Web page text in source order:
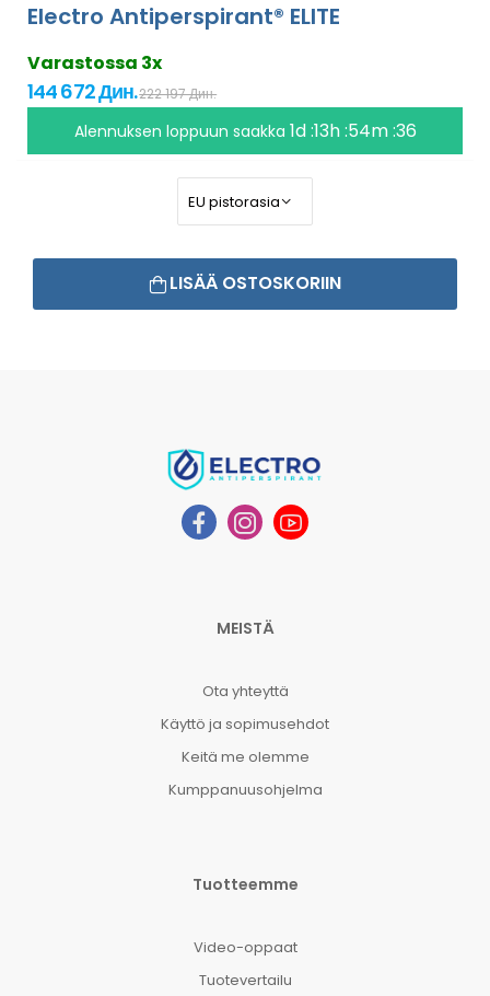
Electro Antiperspirant® ELITE
Varastossa 3x
144 672 Дин.222 197 Дин.
Alennuksen loppuun saakka 1d :13h :54m :35
LISÄÄ OSTOSKORIIN
MEISTÄ
Ota yhteyttä
Käyttö ja sopimusehdot
Keitä me olemme
Kumppanuusohjelma
Tuotteemme
Video-oppaat
Tuotevertailu